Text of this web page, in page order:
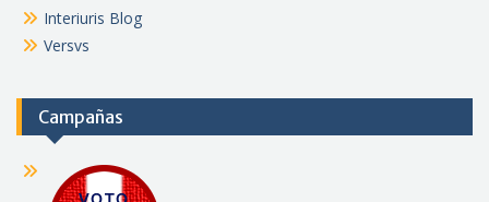
Interiuris Blog
Versvs
Campañas